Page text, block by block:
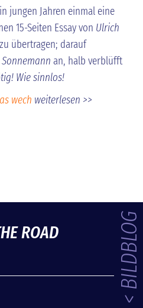
jungen Jahren einmal eine
15-Seiten Essay von Ulrich
zu übertragen; darauf
Sonnemann an, halb verblüfft
Wie sinnlos!
wech weiterlesen >>
< BILDBLOG
ROAD